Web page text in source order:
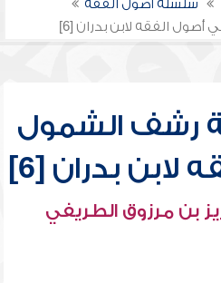
سلسلة أصول الفقه
الفقه لابن بدران [6]
رشف الشمول
بدران [6]
بن مرزوق الطريفي